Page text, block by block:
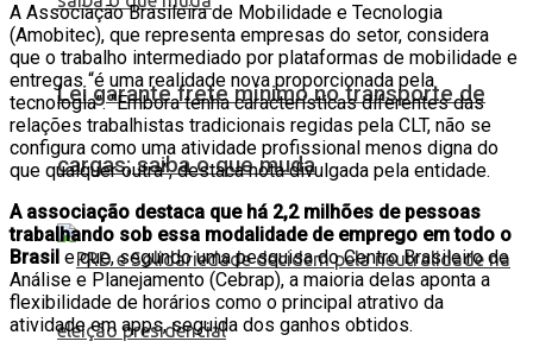
Lei garante frete mínimo no transporte de
cargas; saiba o que muda
A Associação Brasileira de Mobilidade e Tecnologia
(Amobitec), que representa empresas do setor, considera
que o trabalho intermediado por plataformas de mobilidade e
entregas “é uma realidade nova proporcionada pela
tecnologia”. “Embora tenha características diferentes das
relações trabalhistas tradicionais regidas pela CLT, não se
configura como uma atividade profissional menos digna do
que qualquer outra”, destaca nota divulgada pela entidade.
A associação destaca que há 2,2 milhões de pessoas
trabalhando sob essa modalidade de emprego em todo o
Brasil e que, segundo uma pesquisa do Centro Brasileiro de
Análise e Planejamento (Cebrap), a maioria delas aponta a
flexibilidade de horários como o principal atrativo da
atividade em apps, seguida dos ganhos obtidos.